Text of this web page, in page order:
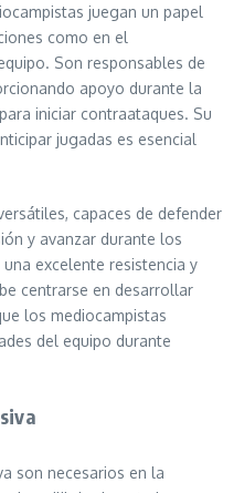
juegan un papel
como en el
Son responsables de
apoyo durante la
iniciar contraataques. Su
jugadas es esencial
capaces de defender
y avanzar durante los
excelente resistencia y
centrarse en desarrollar
los mediocampistas
del equipo durante
son necesarios en la